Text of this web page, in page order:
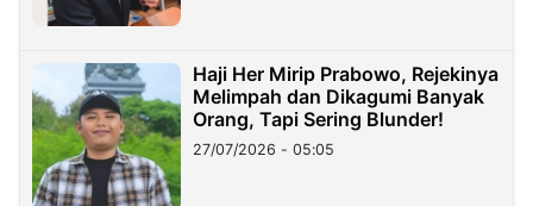
Haji Her Mirip Prabowo, Rejekinya
Melimpah dan Dikagumi Banyak
Orang, Tapi Sering Blunder!
27/07/2026 - 05:05